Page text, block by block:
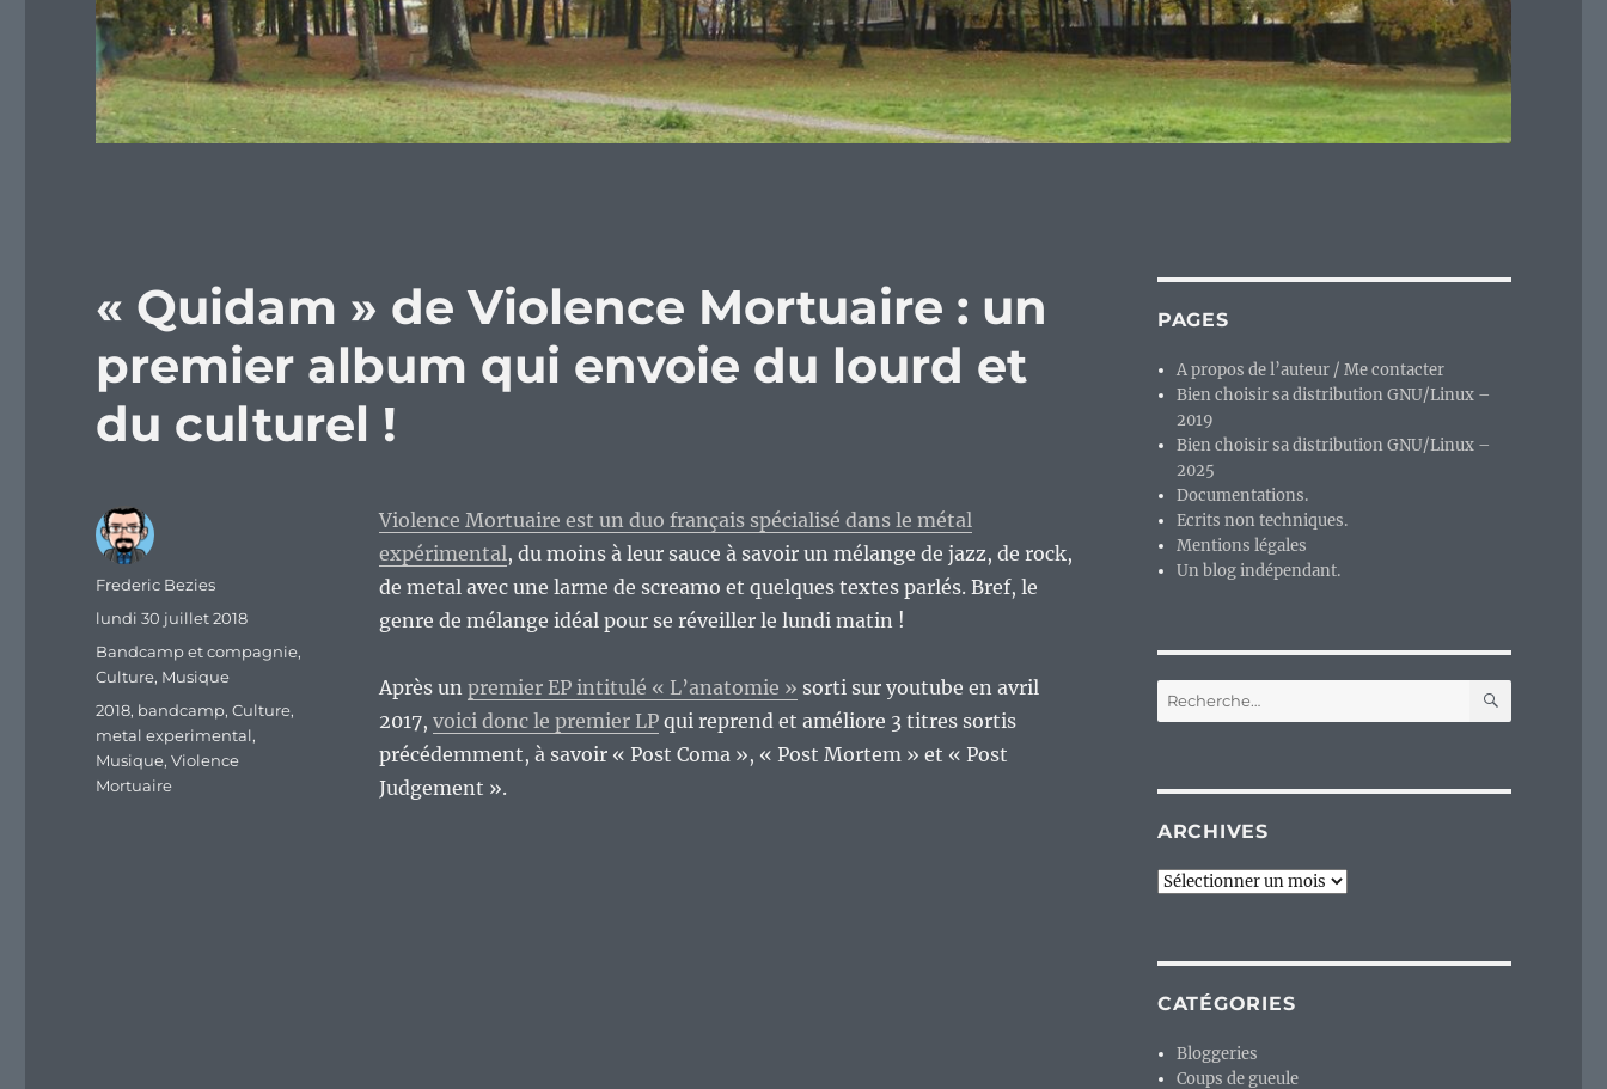
« Quidam » de Violence Mortuaire : un
premier album qui envoie du lourd et
du culturel !
Violence Mortuaire est un duo français spécialisé dans le métal
expérimental, du moins à leur sauce à savoir un mélange de jazz, de rock,
de metal avec une larme de screamo et quelques textes parlés. Bref, le
genre de mélange idéal pour se réveiller le lundi matin !
Après un premier EP intitulé « L’anatomie » sorti sur youtube en avril
2017, voici donc le premier LPqui reprend et améliore 3 titres sortis
précédemment, à savoir « Post Coma », « Post Mortem » et « Post
Judgement ».
Auteur
Frederic Bezies
Publié
lundi 30 juillet 2018
Catégories
Bandcamp et compagnie,
Culture, Musique
Étiquettes
2018, bandcamp,Culture,
metal experimental,
Musique,Violence
Mortuaire
PAGES
A propos de l’auteur / Me contacter
Bien choisir sa distribution GNU/Linux –
2019
Bien choisir sa distribution GNU/Linux –
2025
Documentations.
Ecrits non techniques.
Mentions légales
Un blog indépendant.
Recherche
pour :
ARCHIVES
Archives
CATÉGORIES
Bloggeries
Coups de gueule